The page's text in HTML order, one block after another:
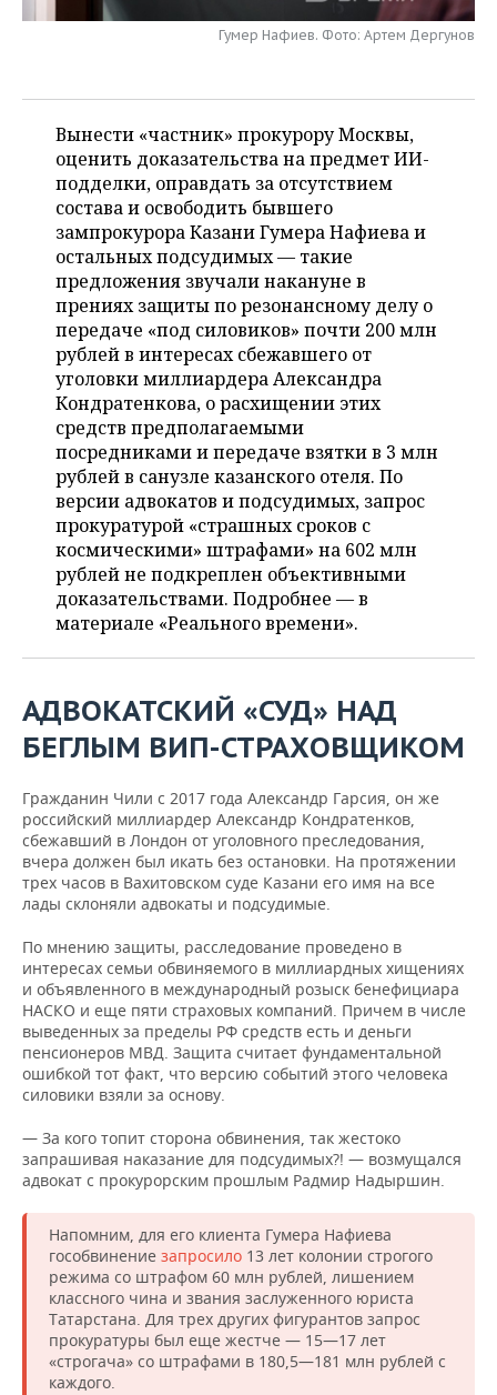
ONLINE-КОНФЕРЕНЦИИ
ХОККЕЙ
ВОЛЕЙБОЛ
КИБЕРСПОРТ
ФИГУРНОЕ КАТАНИЕ
ВОДНЫЕ ВИДЫ СПОРТА
ХОККЕЙ С МЯЧОМ
ВЛАСТЬ
ИСТОРИЯ
КУЛЬТУРА
МЕДИЦИНА
ОБРАЗОВАНИЕ
ПРОИСШЕСТВИЯ
СЮЖЕТЫ
СПИСОК ПЕРСОН
СПИСОК КОМПАНИЙ
ПОЛНАЯ ВЕРСИЯ
Гумер Нафиев. Фото: Артем Дергунов
Вынести «частник» прокурору Москвы,
оценить доказательства на предмет ИИ-
подделки, оправдать за отсутствием
состава и освободить бывшего
зампрокурора Казани Гумера Нафиева и
остальных подсудимых — такие
предложения звучали накануне в
прениях защиты по резонансному делу о
передаче «под силовиков» почти 200 млн
рублей в интересах сбежавшего от
уголовки миллиардера Александра
Кондратенкова, о расхищении этих
средств предполагаемыми
посредниками и передаче взятки в 3 млн
рублей в санузле казанского отеля. По
версии адвокатов и подсудимых, запрос
прокуратурой «страшных сроков с
космическими» штрафами» на 602 млн
рублей не подкреплен объективными
доказательствами. Подробнее — в
материале «Реального времени».
АДВОКАТСКИЙ «СУД» НАД
БЕГЛЫМ ВИП-СТРАХОВЩИКОМ
Гражданин Чили с 2017 года Александр Гарсия, он же
российский миллиардер Александр Кондратенков,
сбежавший в Лондон от уголовного преследования,
вчера должен был икать без остановки. На протяжении
трех часов в Вахитовском суде Казани его имя на все
лады склоняли адвокаты и подсудимые.
По мнению защиты, расследование проведено в
интересах семьи обвиняемого в миллиардных хищениях
и объявленного в международный розыск бенефициара
НАСКО и еще пяти страховых компаний. Причем в числе
выведенных за пределы РФ средств есть и деньги
пенсионеров МВД. Защита считает фундаментальной
ошибкой тот факт, что версию событий этого человека
силовики взяли за основу.
— За кого топит сторона обвинения, так жестоко
запрашивая наказание для подсудимых?! — возмущался
адвокат с прокурорским прошлым Радмир Надыршин.
Напомним, для его клиента Гумера Нафиева
гособвинение запросило 13 лет колонии строгого
режима со штрафом 60 млн рублей, лишением
классного чина и звания заслуженного юриста
Татарстана. Для трех других фигурантов запрос
прокуратуры был еще жестче — 15—17 лет
«строгача» со штрафами в 180,5—181 млн рублей с
каждого.